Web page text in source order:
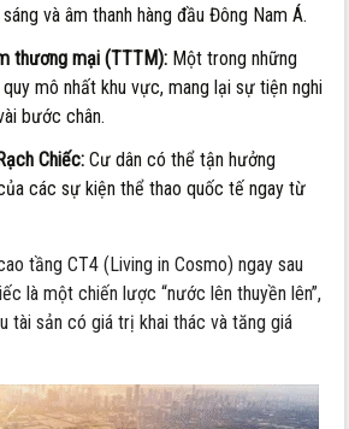
và âm thanh hàng đầu Đông Nam Á.
thương mại (TTTM): Một trong những
mô nhất khu vực, mang lại sự tiện nghi
bước chân.
Chiếc: Cư dân có thể tận hưởng
các sự kiện thể thao quốc tế ngay từ
tầng CT4 (Living in Cosmo) ngay sau
là một chiến lược “nước lên thuyền lên”,
tài sản có giá trị khai thác và tăng giá